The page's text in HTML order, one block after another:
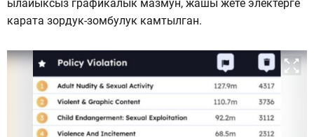
ылайыксыз графикалык мазмун, жашы жете электерге
карата зордук-зомбулук камтылган.